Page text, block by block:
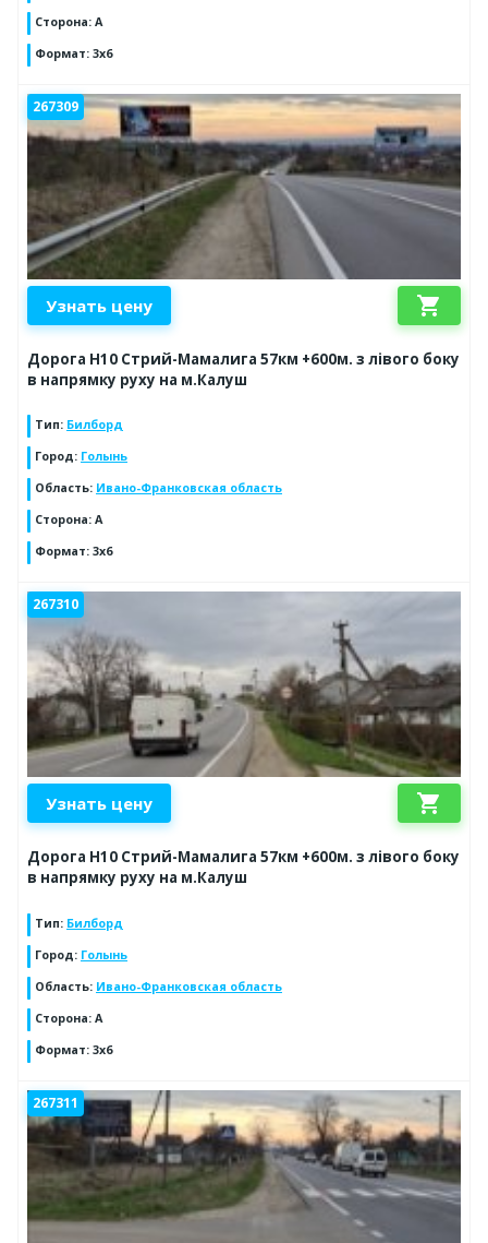
Сторона: А
Формат: 3x6
267309
Узнать цену shopping_cart
Дорога Н10 Стрий-Мамалига 57км +600м. з лівого боку
в напрямку руху на м.Калуш
Тип: Билборд
Город: Голынь
Область: Ивано-Франковская область
Сторона: А
Формат: 3x6
267310
Узнать цену shopping_cart
Дорога Н10 Стрий-Мамалига 57км +600м. з лівого боку
в напрямку руху на м.Калуш
Тип: Билборд
Город: Голынь
Область: Ивано-Франковская область
Сторона: А
Формат: 3x6
267311